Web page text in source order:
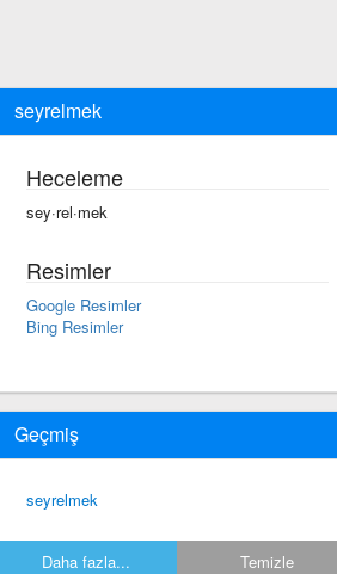
seyrelmek
Heceleme
sey·rel·mek
Resimler
Google Resimler
Bing Resimler
Geçmiş
seyrelmek
Daha fazla... Temizle